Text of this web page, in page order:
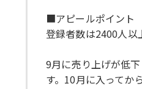
■アピールポイント
登録者数は2400人以
9月に売り上げが低
す。10月に入ってか